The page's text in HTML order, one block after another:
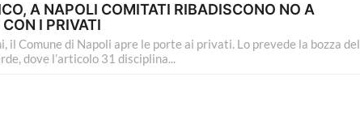
A NAPOLI COMITATI RIBADISCONO NO A
I PRIVATI
il Comune di Napoli apre le porte ai privati. Lo prevede la bozza del
dove l’articolo 31 disciplina...